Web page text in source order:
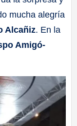
mucha alegría
Alcañiz. En la
Amigó-